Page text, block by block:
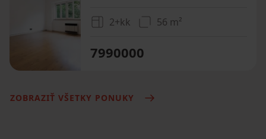
2+kk 56 m²
7990000
ZOBRAZIŤ VŠETKY PONUKY